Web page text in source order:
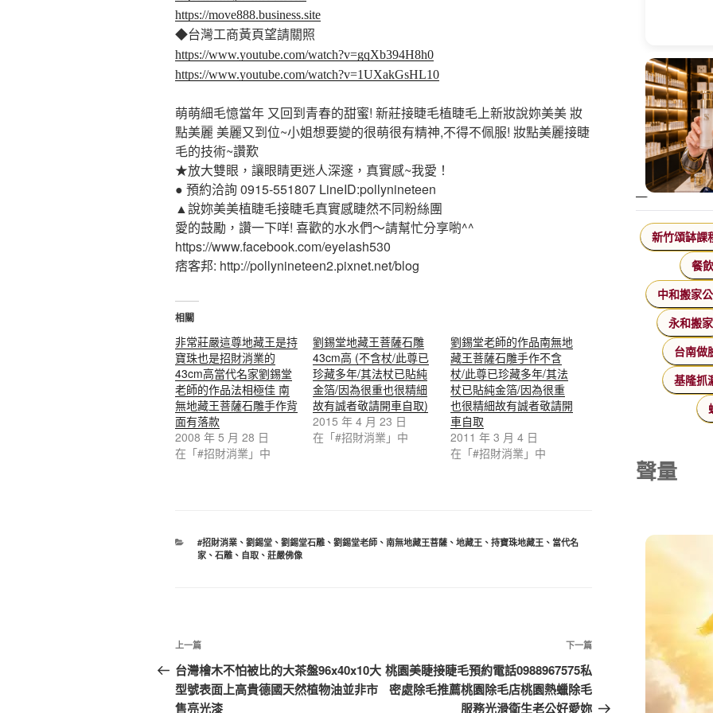
https://move888.business.site
◆台灣工商黃頁望請關照
https://www.youtube.com/watch?v=gqXb394H8h0
https://www.youtube.com/watch?v=1UXakGsHL10
萌萌細毛憶當年 又回到青春的甜蜜! 新莊接睫毛植睫毛上新妝說妳美美 妝
點美麗 美麗又到位~小姐想要變的很萌很有精神,不得不佩服! 妝點美麗接睫
毛的技術~讚歎
★放大雙眼，讓眼睛更迷人深邃，真實感~我愛！
● 預約洽詢 0915-551807 LineID:pollynineteen
▲說妳美美植睫毛接睫毛真實感睫然不同粉絲團
愛的鼓勵，讚一下咩! 喜歡的水水們～請幫忙分享喲^^
https://www.facebook.com/eyelash530
痞客邦: http://pollynineteen2.pixnet.net/blog
相關
非常莊嚴這尊地藏王是持
寶珠也是招財消業的
43cm高當代名家劉錫堂
老師的作品法相極佳 南
無地藏王菩薩石雕手作背
面有落款
2008 年 5 月 28 日
在「#招財消業」中
劉錫堂地藏王菩薩石雕
43cm高 (不含杖/此尊已
珍藏多年/其法杖已貼純
金箔/因為很重也很精細
故有誠者敬請開車自取)
2015 年 4 月 23 日
在「#招財消業」中
劉錫堂老師的作品南無地
藏王菩薩石雕手作不含
杖/此尊已珍藏多年/其法
杖已貼純金箔/因為很重
也很精細故有誠者敬請開
車自取
2011 年 3 月 4 日
在「#招財消業」中
分
類
#招財消業、 劉錫堂、 劉錫堂石雕、 劉錫堂老師、 南無地藏王菩薩、 地藏王、 持寶珠地藏王、 當代名
家、 石雕、 自取、 莊嚴佛像
文
章
導
上
一
篇
文
上一篇
台灣檜木不怕被比的大茶盤96x40x10大
型號表面上高貴德國天然植物油並非市
售亮光漆
下
篇
文
下一篇
桃園美睫接睫毛預約電話0988967575私
密處除毛推薦桃園除毛店桃園熱蠟除毛
服務光滑衛生老公好愛妳
新竹頌缽課
餐
中和搬家
永和搬家
台南做
基隆抓
聲量